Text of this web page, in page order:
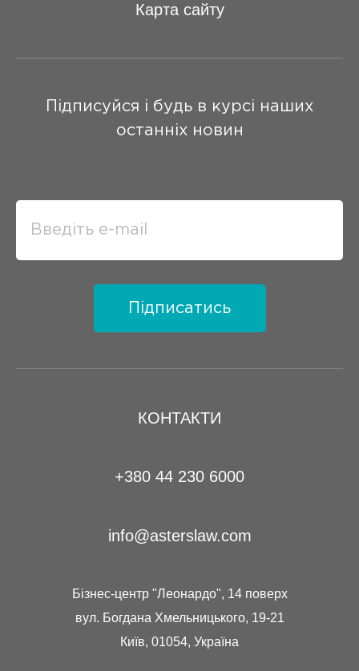
КОНТАКТИ
+380 44 230 6000
info@asterslaw.com
Бізнес-центр "Леонардо", 14 поверх
вул. Богдана Хмельницького, 19-21
Київ, 01054, Україна
Карта сайту
Підписуйся і будь в курсі наших
останніх новин
Підписатись